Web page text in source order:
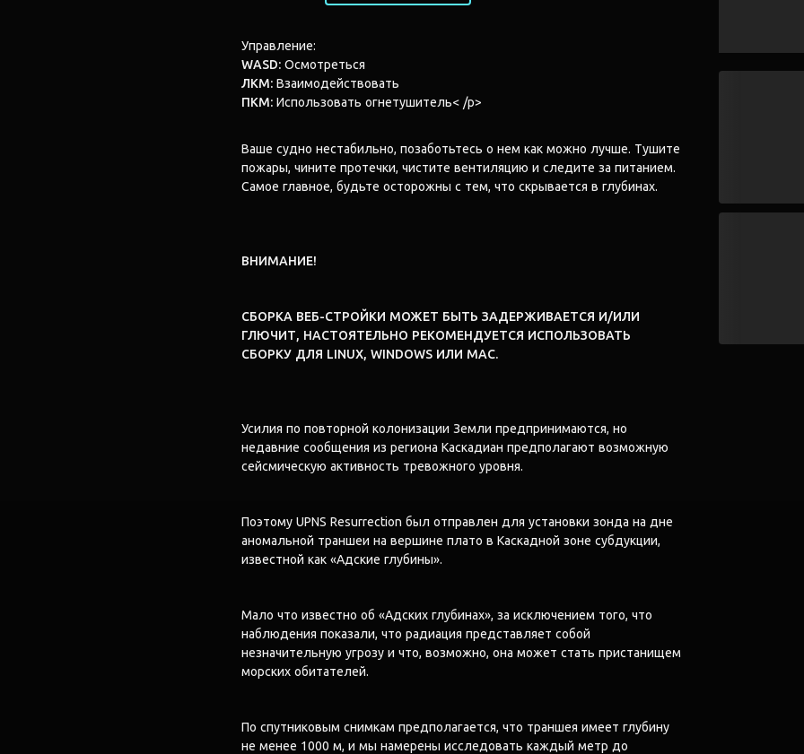
Управление:
WASD: Осмотреться
ЛКМ: Взаимодействовать
ПКМ:Использовать огнетушитель< /p>
Ваше судно нестабильно, позаботьтесь о нем как можно лучше. Тушите
пожары, чините протечки, чистите вентиляцию и следите за питанием.
Самое главное, будьте осторожны с тем, что скрывается в глубинах.
ВНИМАНИЕ!
СБОРКА ВЕБ-СТРОЙКИ МОЖЕТ БЫТЬ ЗАДЕРЖИВАЕТСЯ И/ИЛИ
ГЛЮЧИТ, НАСТОЯТЕЛЬНО РЕКОМЕНДУЕТСЯ ИСПОЛЬЗОВАТЬ
СБОРКУ ДЛЯ LINUX, WINDOWS ИЛИ MAC.
Усилия по повторной колонизации Земли предпринимаются, но
недавние сообщения из региона Каскадиан предполагают возможную
сейсмическую активность тревожного уровня.
Поэтому UPNS Resurrection был отправлен для установки зонда на дне
аномальной траншеи на вершине плато в Каскадной зоне субдукции,
известной как «Адские глубины».
Мало что известно об «Адских глубинах», за исключением того, что
наблюдения показали, что радиация представляет собой
незначительную угрозу и что, возможно, она может стать пристанищем
морских обитателей.
По спутниковым снимкам предполагается, что траншея имеет глубину
не менее 1000 м, и мы намерены исследовать каждый метр до